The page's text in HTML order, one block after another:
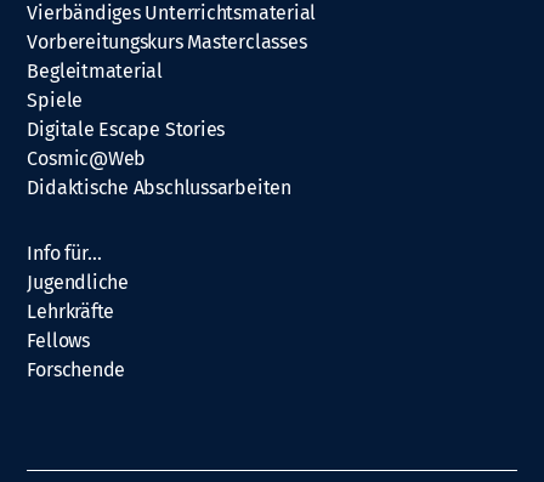
Vierbändiges Unterrichtsmaterial
Vorbereitungskurs Masterclasses
Begleitmaterial
Spiele
Digitale Escape Stories
Cosmic@Web
Didaktische Abschlussarbeiten
Info für…
Jugendliche
Lehrkräfte
Fellows
Forschende